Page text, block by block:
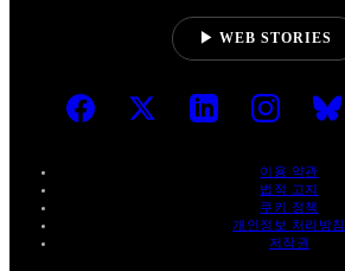
▶ WEB STORIES
이용 약관
법적 고지
쿠키 정책
개인정보 처리방침
저작권